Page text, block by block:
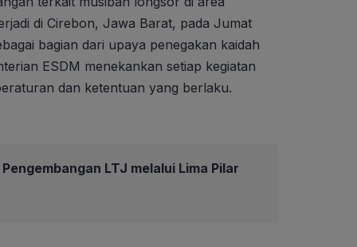
di Cirebon, Jawa Barat, pada Jumat
bagian dari upaya penegakan kaidah
ESDM menekankan setiap kegiatan
dan ketentuan yang berlaku.
LTJ melalui Lima Pilar